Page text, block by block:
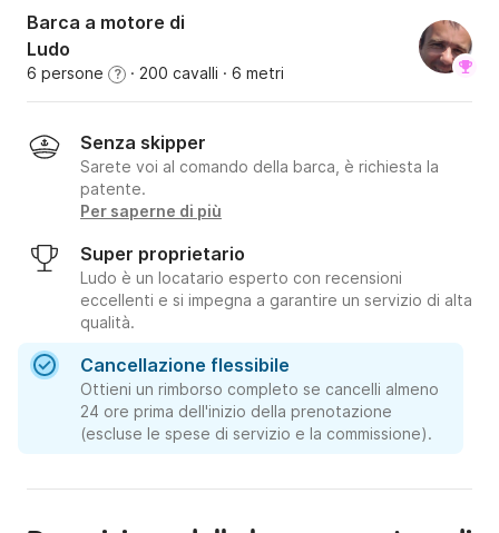
Barca a motore di
Ludo
6 persone ? · 200 cavalli · 6 metri
Senza skipper
Sarete voi al comando della barca, è richiesta la
patente.
Per saperne di più
Super proprietario
Ludo è un locatario esperto con recensioni
eccellenti e si impegna a garantire un servizio di alta
qualità.
Cancellazione flessibile
Ottieni un rimborso completo se cancelli almeno
24 ore prima dell'inizio della prenotazione
(escluse le spese di servizio e la commissione).